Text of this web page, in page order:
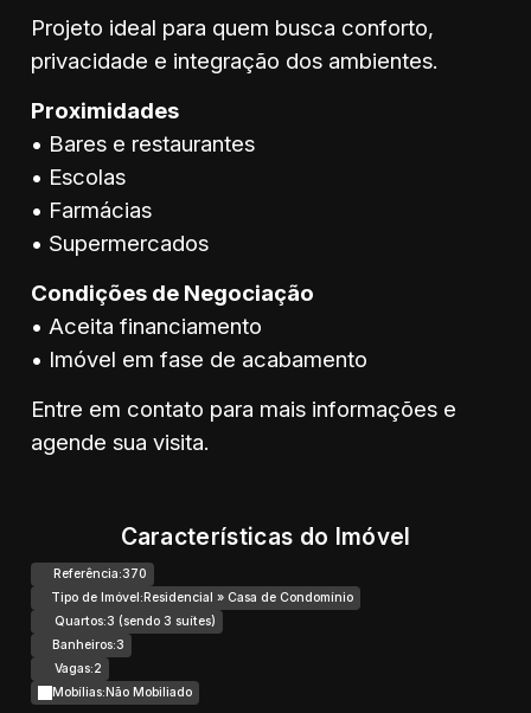
Projeto ideal para quem busca conforto,
privacidade e integração dos ambientes.
Proximidades
• Bares e restaurantes
• Escolas
• Farmácias
• Supermercados
Condições de Negociação
• Aceita financiamento
• Imóvel em fase de acabamento
Entre em contato para mais informações e
agende sua visita.
Características do Imóvel
Referência:370
Tipo de Imóvel:Residencial » Casa de Condomínio
Quartos:3 (sendo 3 suítes)
Banheiros:3
Vagas:2
Mobílias:Não Mobiliado